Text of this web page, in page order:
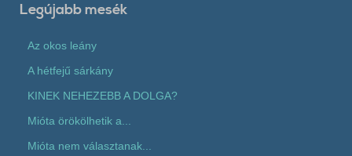
Legújabb mesék
Az okos leány
A hétfejű sárkány
KINEK NEHEZEBB A DOLGA?
Mióta örökölhetik a...
Mióta nem választanak...